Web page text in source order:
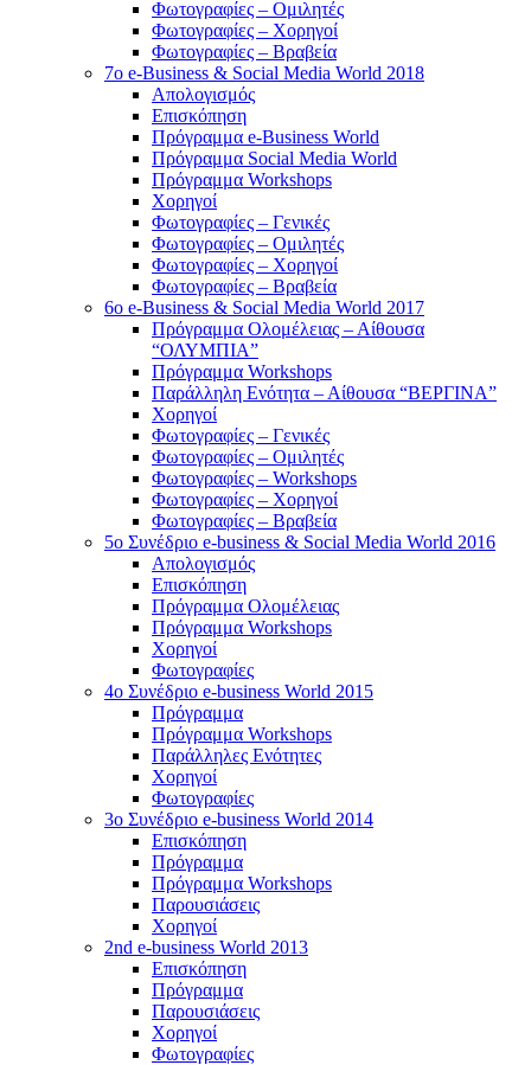
Φωτογραφίες – Ομιλητές
Φωτογραφίες – Χορηγοί
Φωτογραφίες – Βραβεία
7o e-Business & Social Media World 2018
Απολογισμός
Επισκόπηση
Πρόγραμμα e-Business World
Πρόγραμμα Social Media World
Πρόγραμμα Workshops
Χορηγοί
Φωτογραφίες – Γενικές
Φωτογραφίες – Ομιλητές
Φωτογραφίες – Χορηγοί
Φωτογραφίες – Βραβεία
6o e-Business & Social Media World 2017
Πρόγραμμα Ολομέλειας – Αίθουσα
“ΟΛΥΜΠΙΑ”
Πρόγραμμα Workshops
Παράλληλη Ενότητα – Αίθουσα “ΒΕΡΓΙΝΑ”
Χορηγοί
Φωτογραφίες – Γενικές
Φωτογραφίες – Ομιλητές
Φωτογραφίες – Workshops
Φωτογραφίες – Χορηγοί
Φωτογραφίες – Βραβεία
5o Συνέδριο e-business & Social Media World 2016
Απολογισμός
Επισκόπηση
Πρόγραμμα Ολομέλειας
Πρόγραμμα Workshops
Χορηγοί
Φωτογραφίες
4o Συνέδριο e-business World 2015
Πρόγραμμα
Πρόγραμμα Workshops
Παράλληλες Ενότητες
Χορηγοί
Φωτογραφίες
3ο Συνέδριο e-business World 2014
Επισκόπηση
Πρόγραμμα
Πρόγραμμα Workshops
Παρουσιάσεις
Χορηγοί
2nd e-business World 2013
Επισκόπηση
Πρόγραμμα
Παρουσιάσεις
Χορηγοί
Φωτογραφίες